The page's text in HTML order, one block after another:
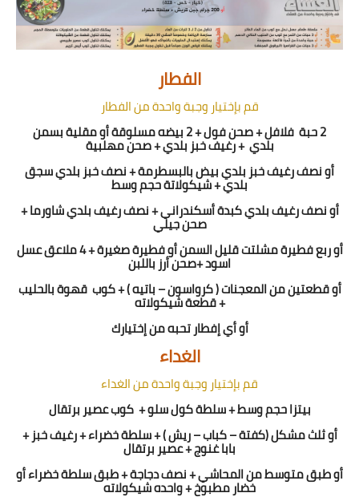
الفطار
قم بإختيار وجبة واحدة من الفطار
2 حبة
فلافل + صحن فول + 2 بيضه مسلوقة أو مقلية بسمن
بلدي + رغيف خبز بلدي + صحن مهلبية
أو نصف رغيف خبز بلدي بيض بالبسطرمة + نصف خبز بلدي سجق
بلدي + شيكولاتة حجم وسط
أو نصف رغيف بلدي كبدة أسكندراني + نصف رغيف بلدي شاورما +
صحن جيلي
أو ربع فطيرة مشلتت قليل السمن أو فطيرة صغيرة + 4 ملاعق عسل
اسود +صحن أرز باللبن
أو قطعتين من المعجنات ( كرواسون – باتيه ) + كوب قهوة بالحليب
+ قطعة شيكولاته
أوأيإفطار تحبه من إختيارك
الغداء
قم بإختيار وجبة واحدة من الغداء
بيتزا حجم وسط + سلطة كول سلو + كوب عصير برتقال
أو ثلث مشكل (كفتة – كباب – ريش ) + سلطة خضراء + رغيف خبز +
بابا غنوج + عصير برتقال
أو طبق متوسط من المحاشي + نصف دجاجة + طبق سلطة خضراء أو
خضار مطبوخ + واحده شيكولاته